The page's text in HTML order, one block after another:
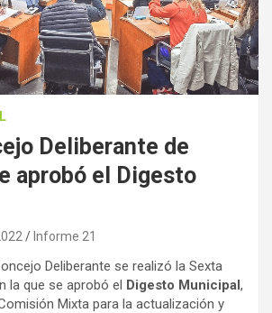
Deliberante de
aprobó el Digesto
Informe 21
Deliberante se realizó la Sexta
la que se aprobó el Digesto Municipal,
Mixta para la actualización y